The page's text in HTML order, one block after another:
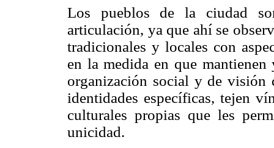
Los pueblos de la ciudad
articulación, ya que ahí se
tradicionales y locales con
en la medida en que
organización social y de visión
identidades específicas, tejen
culturales propias que les
unicidad.